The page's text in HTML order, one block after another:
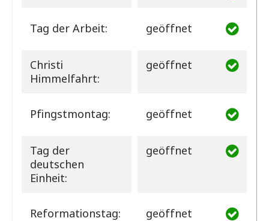
Tag der Arbeit: geöffnet
Christi
Himmelfahrt:
geöffnet
Pfingstmontag: geöffnet
Tag der
deutschen
Einheit:
geöffnet
Reformationstag: geöffnet